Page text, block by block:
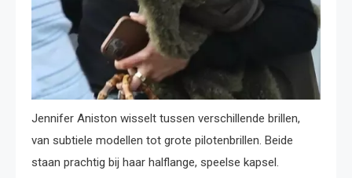
Jennifer Aniston wisselt tussen verschillende brillen,
van subtiele modellen tot grote pilotenbrillen. Beide
staan prachtig bij haar halflange, speelse kapsel.